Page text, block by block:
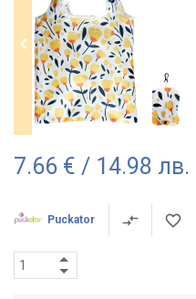
7.66 € / 14.98 лв.
Puckator